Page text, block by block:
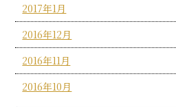
2017年1月
2016年12月
2016年11月
2016年10月